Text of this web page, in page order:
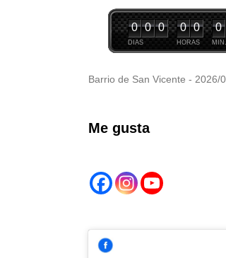
DIAS
0 0 0
HORAS
0 0
MIN.
0
Barrio de San Vicente - 2026/
Me gusta